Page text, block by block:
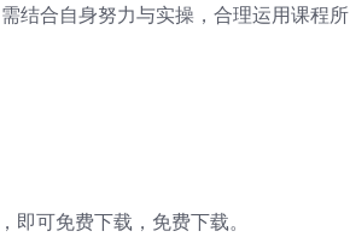
结合自身努力与实操，合理运用课程所
即可免费下载，免费下载。